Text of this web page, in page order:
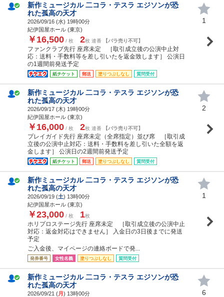
新作ミュージカル 二コラ・テスラ エジソンが恐
れた孤高の天才
2026/09/16 (水) 19時00分
紀伊国屋ホール (東京)
￥16,500 / 枚 2枚 連番 【バラ売り不可】
ファンクラブ先行 座席未定 ［取引成立後の公演中止対
応：送料・手数料等を差し引いたを返金致します］ 公演日
の1週間前発送予定
紙チケット 郵送 塗りつぶしなし 質問受付
1
新作ミュージカル 二コラ・テスラ エジソンが恐
れた孤高の天才
2026/09/17 (木) 19時00分
紀伊国屋ホール (東京)
￥16,000 / 枚 2枚 連番 【バラ売り不可】
プレイガイド先行 座席未定（全席指定）並び席 ［取引成
立後の公演中止対応：送料・手数料を差し引いた全額を返
金します］ 公演日の2週間前発送予定
紙チケット 郵送 塗りつぶしなし 質問受付
2
新作ミュージカル 二コラ・テスラ エジソンが恐
れた孤高の天才
2026/09/19 (土) 13時00分
紀伊国屋ホール (東京)
￥23,000 / 枚 1枚
ホリプロステージ先行 座席未定 ［取引成立後の公演中止
対応：返金対応はできません］ 入金日の3日後までに発送
予定
ご入金後、マイページの連絡ボードで発...
発券番号 女性名義 塗りつぶしなし 質問受付
1
新作ミュージカル 二コラ・テスラ エジソンが恐
れた孤高の天才
2026/09/21 (月) 13時00分
6